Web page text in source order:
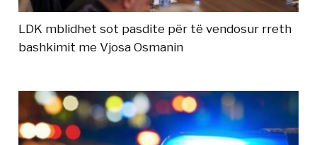
LDK mblidhet sot pasdite për të vendosur rreth
bashkimit me Vjosa Osmanin